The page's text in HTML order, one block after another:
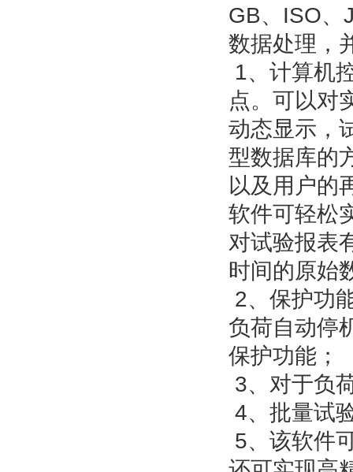
GB、ISO、
数据处理，
1、计算机
点。可以对
动态显示，
型数据库的
以及用户的
软件可轻松
对试验报表
时间的原始
2、保护功
负荷自动停
保护功能；
3、对于负
4、批量试
5、该软件